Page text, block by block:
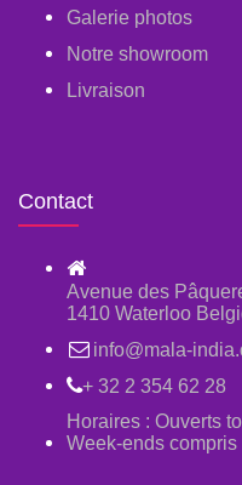
Galerie photos
Notre showroom
Livraison
Contact
Avenue des
1410 Waterloo
info@mala-
+ 32 2 354 62 28
Horaires : Ouverts
Week-ends compris